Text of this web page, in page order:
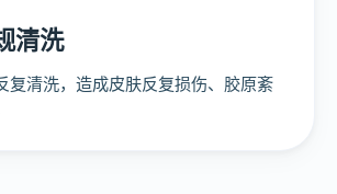
清洗
复清洗，造成皮肤反复损伤、胶原紊